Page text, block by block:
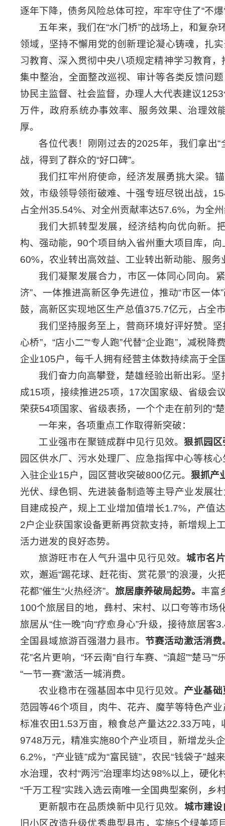
逐年下降，债务风险总体可控，牢牢守住了“不
五年来，我们在“水门桥”的战场上，和复
领域，坚持不懈用党的创新理论凝心铸魂，扎
习教育、深入贯彻中央八项规定精神学习教育
集中整治，全面整改巡视、审计等各类反馈问
协民主监督、社会监督，办理人大代表建议
万件，政府系统办事效率、服务效果、治理效
厚。
各位代表！刚刚过去的2025年，我们拿出
战，得到了群众的“好口碑”。
我们扛牢州府使命，经济发展勇挑大梁。
效，市级领导领衔破难、十强专班尽锐出战，
占全州35.54%、对全州贡献率达57.6%，为全
我们大抓转型发展，经济结构向优向新。
构、强动能，90个项目纳入省州重大项目库，
60%，农业转出高效益、工业转出新动能、服务
我们凝聚发展合力，市区一体同心同向。
济”、一体推进高新区争先进位，推动“市区一
鼓，高新区实现地区生产总值375.7亿元，占全
我们坚持服务至上，营商环境好评好赞。坚
心桥”，“店小二”“专人跑”代替“企业跑”，减税
企业105户，每千人拥有经营主体数持续高于全
我们奋力向高攀登，楚雄经验出新出彩。
成15项，接续推进25项，17次国家级、省级会
荣获54项国家、省级表扬，一个个走在前列的“
一年来，各项重点工作取得新突破：
工业强市在聚链成群中见行见效。狠抓园区
园区供水厂、污水处理厂、应急指挥中心等核
入驻企业15户，园区营收突破800亿元。狠抓产
光伏、绿色铜、先进装备制造等主导产业发展
目建成投产，规上工业增加值增长1.7%，产值
2户企业获国家设备更新再贷款支持，新增规上
活力迸发的良好态势。
旅游旺市在人气升温中见行见效。 城市名
欢，邂逅“踢花球、赶花街、赏花景”的浪漫，
花都”催生“火热经济”。 旅居康养破局起势。 丰富
100个旅居目的地，彝村、宋村、以口夸等市
旅居从“住一晚”向“疗愈身心”升级，接待旅居
全国县域旅游百强潜力县市。 节赛活动激活消费
花”名片更响，“环云南”自行车赛、“滇超”“楚马
“一节一赛”激活一城消费。
农业稳市在强基固本中见行见效。 产业基
范园等46个项目，肉牛、花卉、魔芋等特色产
标准农田1.53万亩，粮食总产量达22.33万吨
9748万元，精准实施80个产业项目，新增龙头
6.2%，“产业链”成为“富民链”，农民“钱袋子”越
水治理，农村“两污”治理率均达98%以上，硬
“千万工程”实践入选云南唯一全国典型案例，乡
更新靓市在品质焕新中见行见效。 城市建
旧小区改造升级优秀典型县市，实施5个绿美